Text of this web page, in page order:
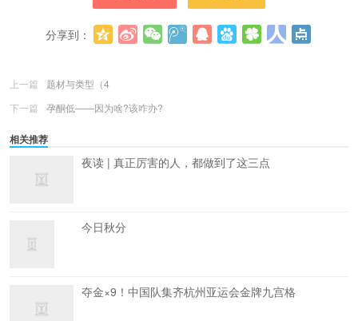
分享到：
上一篇
题材与类型（4
下一篇
孕酮低——因为啥?该咋办?
相关推荐
夜读 | 真正厉害的人，都做到了这三点
今日秋分
夺金×9！中国队集齐杭州亚运会金牌九宫格